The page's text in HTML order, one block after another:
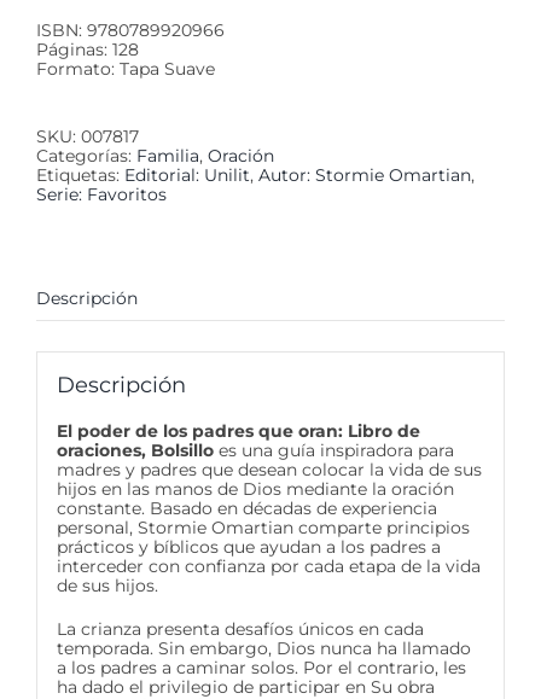
ISBN: 9780789920966
Páginas: 128
Formato: Tapa Suave
SKU: 007817
Categorías: Familia, Oración
Etiquetas: Editorial: Unilit, Autor: Stormie Omartian,
Serie: Favoritos
Descripción
Descripción
El poder de los padres que oran: Libro de
oraciones, Bolsilloes una guía inspiradora para
madres y padres que desean colocar la vida de sus
hijos en las manos de Dios mediante la oración
constante. Basado en décadas de experiencia
personal, Stormie Omartian comparte principios
prácticos y bíblicos que ayudan a los padres a
interceder con confianza por cada etapa de la vida
de sus hijos.
La crianza presenta desafíos únicos en cada
temporada. Sin embargo, Dios nunca ha llamado
a los padres a caminar solos. Por el contrario, les
ha dado el privilegio de participar en Su obra